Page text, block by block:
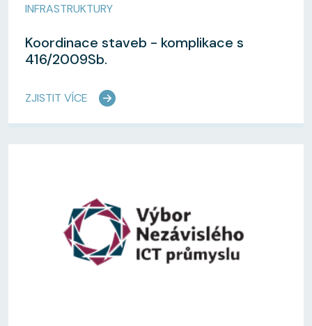
INFRASTRUKTURY
Koordinace staveb - komplikace s
416/2009Sb.
ZJISTIT VÍCE